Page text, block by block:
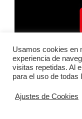
Usamos cookies en
experiencia de
visitas repetidas. Al
para el uso de todas
Ajustes de Cookies